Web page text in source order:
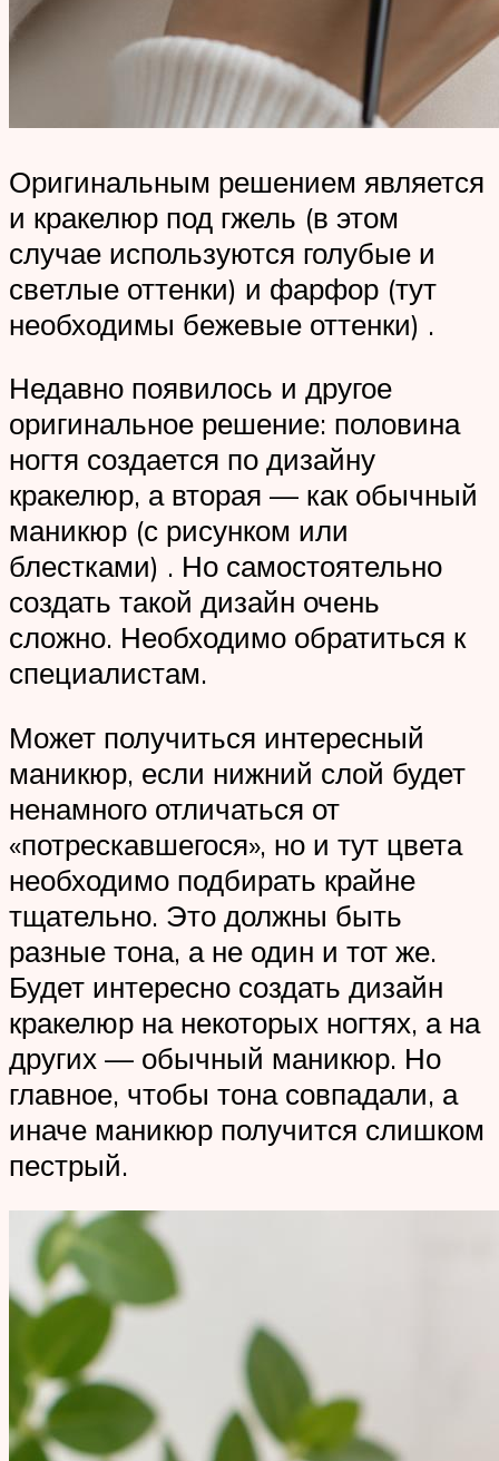
Оригинальным решением является
и кракелюр под гжель (в этом
случае используются голубые и
светлые оттенки) и фарфор (тут
необходимы бежевые оттенки) .
Недавно появилось и другое
оригинальное решение: половина
ногтя создается по дизайну
кракелюр, а вторая — как обычный
маникюр (с рисунком или
блестками) . Но самостоятельно
создать такой дизайн очень
сложно. Необходимо обратиться к
специалистам.
Может получиться интересный
маникюр, если нижний слой будет
ненамного отличаться от
«потрескавшегося», но и тут цвета
необходимо подбирать крайне
тщательно. Это должны быть
разные тона, а не один и тот же.
Будет интересно создать дизайн
кракелюр на некоторых ногтях, а на
других — обычный маникюр. Но
главное, чтобы тона совпадали, а
иначе маникюр получится слишком
пестрый.